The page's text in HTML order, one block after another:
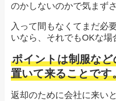
のかしないのかで気まず
入って間もなくてまだ必
いなら、それでもOKな場
ポイントは制服な
置いて来ることです
返却のために会社に来い